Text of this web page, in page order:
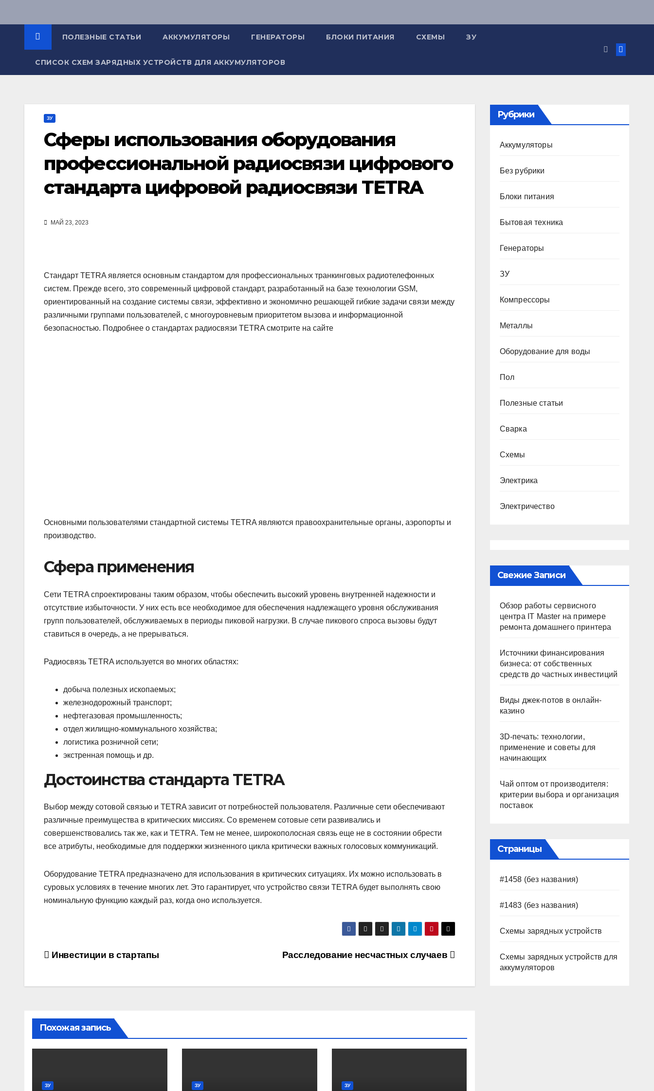
содержимому
ПОЛЕЗНЫЕ СТАТЬИ АККУМУЛЯТОРЫ ГЕНЕРАТОРЫ БЛОКИ ПИТАНИЯ СХЕМЫ ЗУ
СПИСОК СХЕМ ЗАРЯДНЫХ УСТРОЙСТВ ДЛЯ АККУМУЛЯТОРОВ
ЗУ
Сферы использования оборудования
профессиональной радиосвязи цифрового
стандарта цифровой радиосвязи TETRA
МАЙ 23, 2023
Стандарт TETRA является основным стандартом для профессиональных транкинговых радиотелефонных
систем. Прежде всего, это современный цифровой стандарт, разработанный на базе технологии GSM,
ориентированный на создание системы связи, эффективно и экономично решающей гибкие задачи связи между
различными группами пользователей, с многоуровневым приоритетом вызова и информационной
безопасностью. Подробнее о стандартах радиосвязи TETRA смотрите на сайте
Основными пользователями стандартной системы TETRA являются правоохранительные органы, аэропорты и
производство.
Сфера применения
Сети TETRA спроектированы таким образом, чтобы обеспечить высокий уровень внутренней надежности и
отсутствие избыточности. У них есть все необходимое для обеспечения надлежащего уровня обслуживания
групп пользователей, обслуживаемых в периоды пиковой нагрузки. В случае пикового спроса вызовы будут
ставиться в очередь, а не прерываться.
Радиосвязь TETRA используется во многих областях:
добыча полезных ископаемых;
железнодорожный транспорт;
нефтегазовая промышленность;
отдел жилищно-коммунального хозяйства;
логистика розничной сети;
экстренная помощь и др.
Достоинства стандарта TETRA
Выбор между сотовой связью и TETRA зависит от потребностей пользователя. Различные сети обеспечивают
различные преимущества в критических миссиях. Со временем сотовые сети развивались и
совершенствовались так же, как и TETRA. Тем не менее, широкополосная связь еще не в состоянии обрести
все атрибуты, необходимые для поддержки жизненного цикла критически важных голосовых коммуникаций.
Оборудование TETRA предназначено для использования в критических ситуациях. Их можно использовать в
суровых условиях в течение многих лет. Это гарантирует, что устройство связи TETRA будет выполнять свою
номинальную функцию каждый раз, когда оно используется.
Навигация
Расследование несчастных случаев
Инвестиции в стартапы
Похожая запись
ЗУ ЗУ ЗУ
Рубрики
Аккумуляторы
Без рубрики
Блоки питания
Бытовая техника
Генераторы
ЗУ
Компрессоры
Металлы
Оборудование для воды
Пол
Полезные статьи
Сварка
Схемы
Электрика
Электричество
Свежие Записи
Обзор работы сервисного
центра IT Master на примере
ремонта домашнего принтера
Источники финансирования
бизнеса: от собственных
средств до частных инвестиций
Виды джек-потов в онлайн-
казино
3D-печать: технологии,
применение и советы для
начинающих
Чай оптом от производителя:
критерии выбора и организация
поставок
Страницы
#1458 (без названия)
#1483 (без названия)
Схемы зарядных устройств
Схемы зарядных устройств для
аккумуляторов